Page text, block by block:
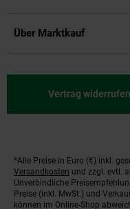
Über Marktkauf
Vertrag widerrufen
Fußnoten
*Alle Preise in Euro (€) inkl.
Versandkosten und zzgl. evtl.
Unverbindliche
Preise (inkl. MwSt.) und
können im Online-Shop